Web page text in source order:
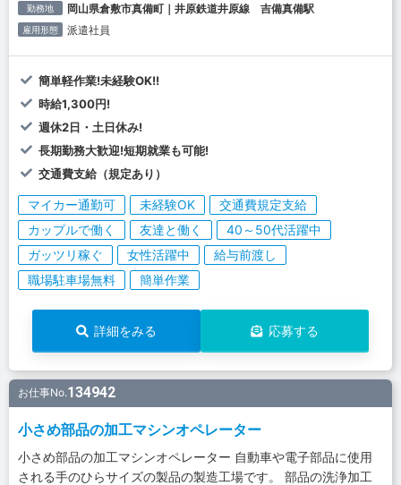
勤務地 岡山県倉敷市真備町｜井原鉄道井原線 吉備真備駅
雇用形態 派遣社員
簡単軽作業!未経験OK!!
時給1,300円!
週休2日・土日休み!
長期勤務大歓迎!短期就業も可能!
交通費支給（規定あり）
マイカー通勤可 未経験OK
交通費規定支給
カップルで働く
友達と働く
40～50代活躍中
ガッツリ稼ぐ
女性活躍中
給与前渡し
職場駐車場無料
簡単作業
詳細をみる 応募する
お仕事No.134942
小さめ部品の加工マシンオペレーター
小さめ部品の加工マシンオペレーター 自動車や電子部品に使用
される手のひらサイズの製品の製造工場です。 部品の洗浄加工